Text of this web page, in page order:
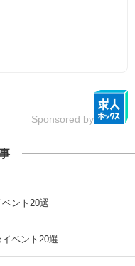
Sponsored by
ント20選
ベント20選